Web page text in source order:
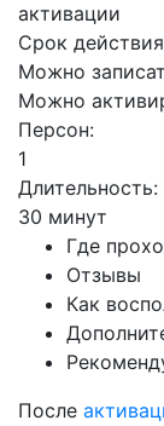
активации
Срок
Можно
Можно
Персон:
1
Длительность:
30 минут
Где
Отзывы
Как
После